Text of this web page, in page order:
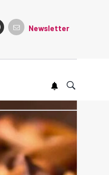
Newsletter